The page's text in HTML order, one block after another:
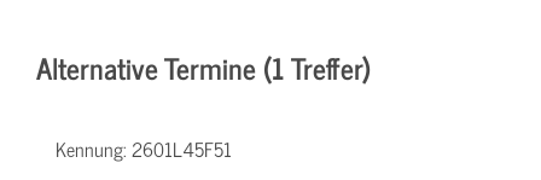
Alternative Termine (1 Treffer)
Kennung:2601L45F51